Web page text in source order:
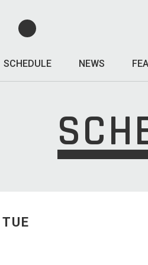
SCHEDULE NEWS
TUE